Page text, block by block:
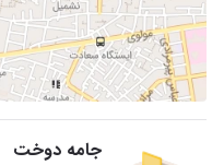
جامه دوخت